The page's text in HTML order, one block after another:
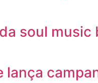
soul music
lança